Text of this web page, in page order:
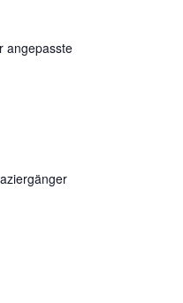
angepasste